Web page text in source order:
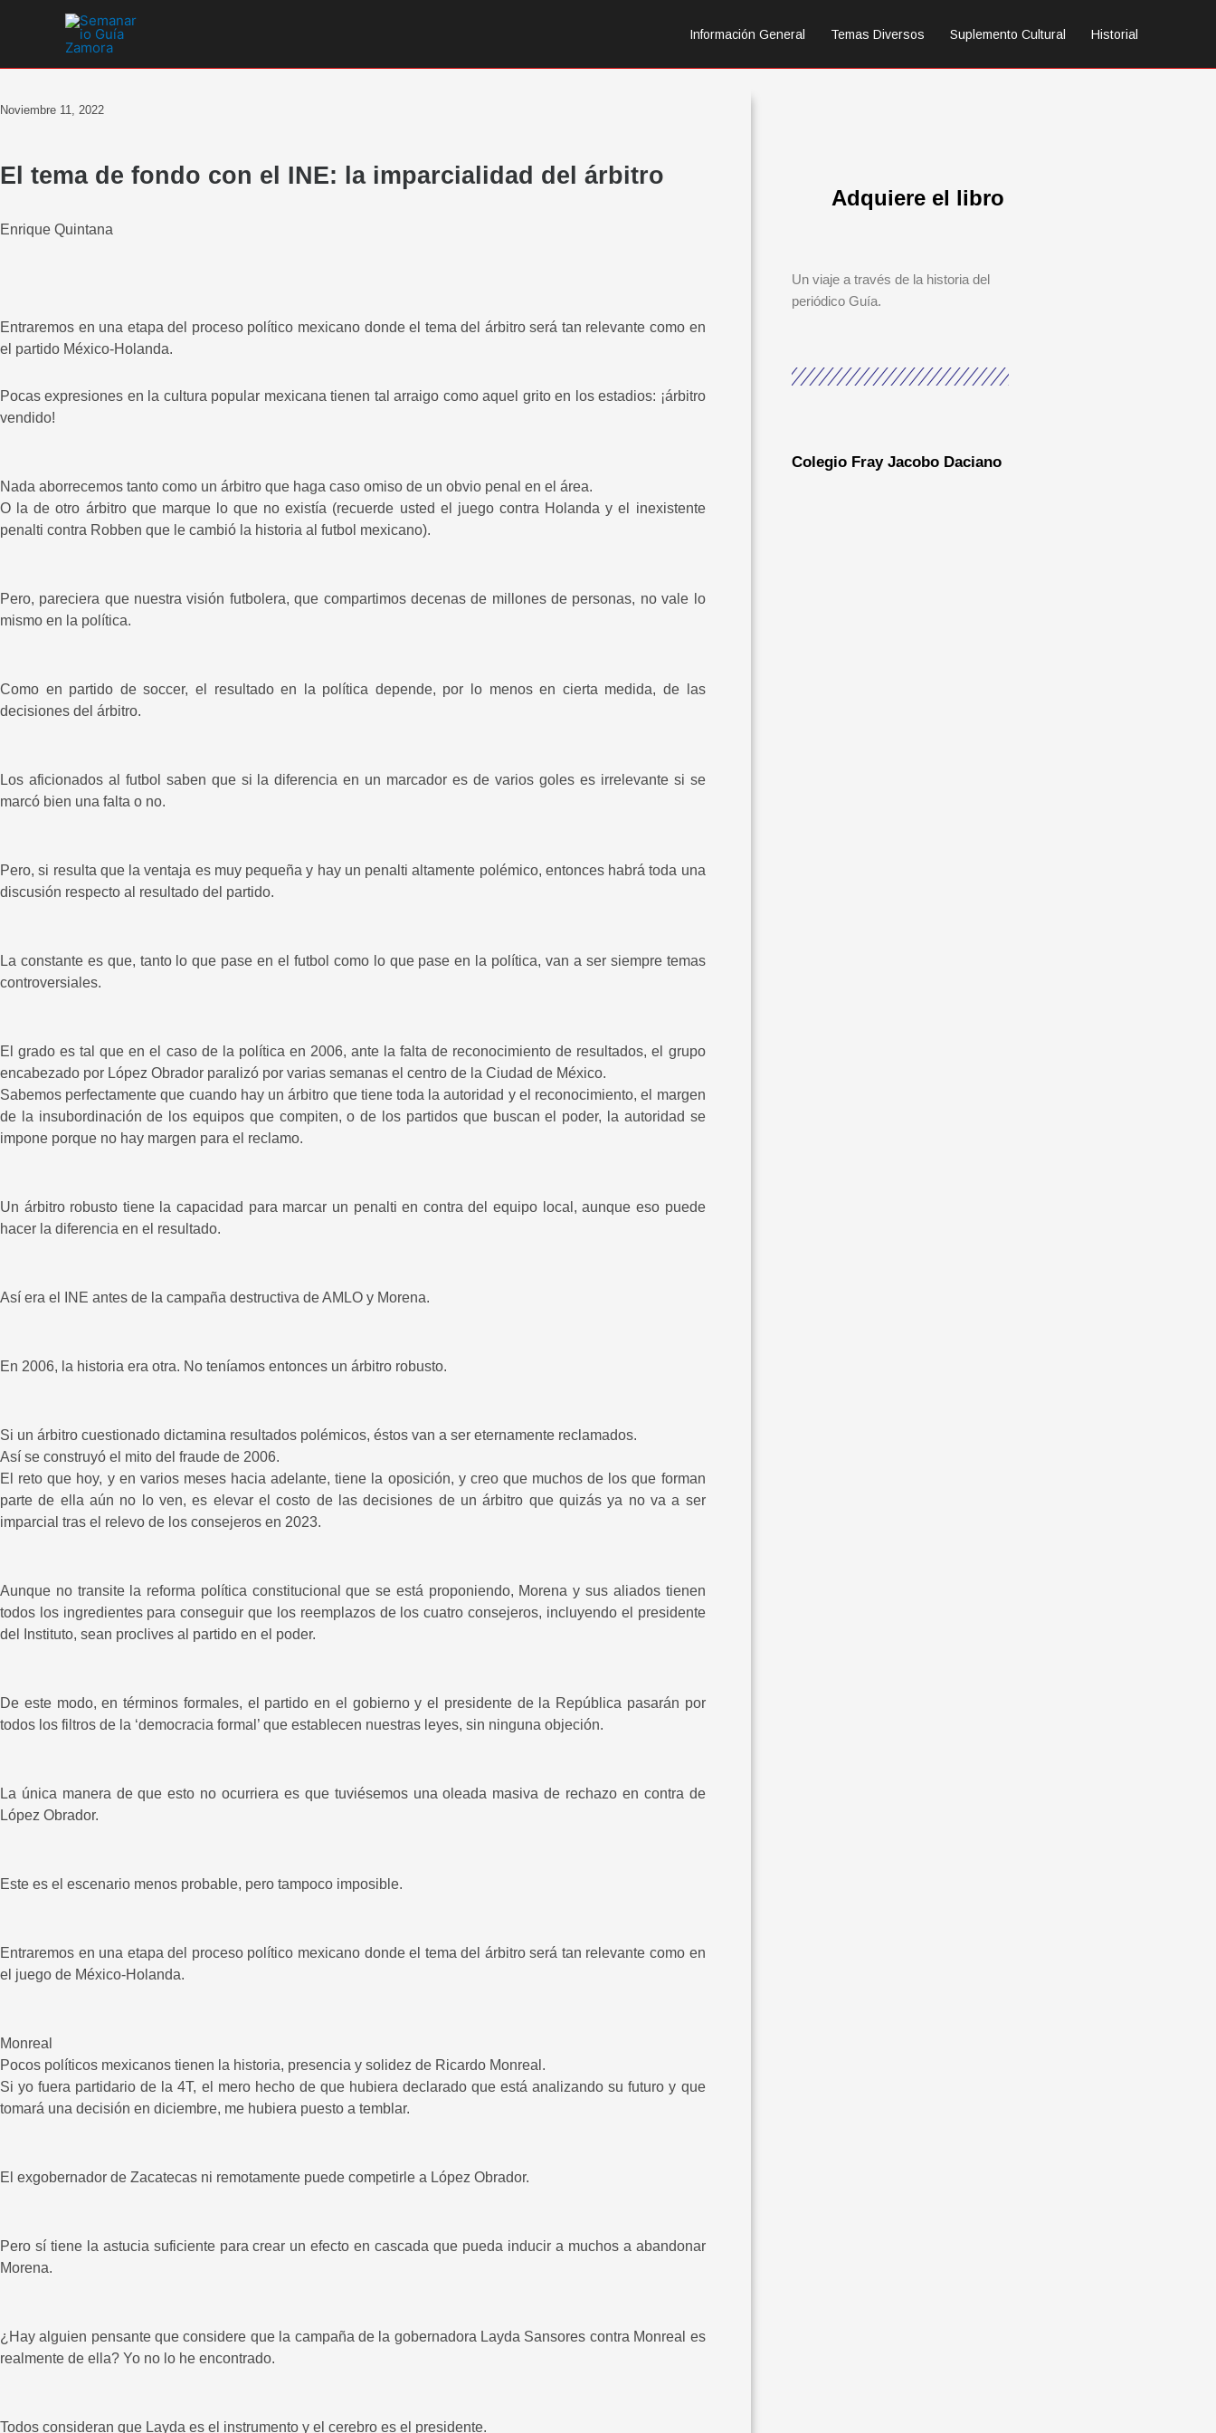
Información General Temas Diversos Suplemento Cultural Historial
Noviembre 11, 2022
El tema de fondo con el INE: la imparcialidad del árbitro
Enrique Quintana
Entraremos en una etapa del proceso político mexicano donde el tema del árbitro será tan relevante como en
el partido México-Holanda.
Pocas expresiones en la cultura popular mexicana tienen tal arraigo como aquel grito en los estadios: ¡árbitro
vendido!
Nada aborrecemos tanto como un árbitro que haga caso omiso de un obvio penal en el área.
O la de otro árbitro que marque lo que no existía (recuerde usted el juego contra Holanda y el inexistente
penalti contra Robben que le cambió la historia al futbol mexicano).
Pero, pareciera que nuestra visión futbolera, que compartimos decenas de millones de personas, no vale lo
mismo en la política.
Como en partido de soccer, el resultado en la política depende, por lo menos en cierta medida, de las
decisiones del árbitro.
Los aficionados al futbol saben que si la diferencia en un marcador es de varios goles es irrelevante si se
marcó bien una falta o no.
Pero, si resulta que la ventaja es muy pequeña y hay un penalti altamente polémico, entonces habrá toda una
discusión respecto al resultado del partido.
La constante es que, tanto lo que pase en el futbol como lo que pase en la política, van a ser siempre temas
controversiales.
El grado es tal que en el caso de la política en 2006, ante la falta de reconocimiento de resultados, el grupo
encabezado por López Obrador paralizó por varias semanas el centro de la Ciudad de México.
Sabemos perfectamente que cuando hay un árbitro que tiene toda la autoridad y el reconocimiento, el margen
de la insubordinación de los equipos que compiten, o de los partidos que buscan el poder, la autoridad se
impone porque no hay margen para el reclamo.
Un árbitro robusto tiene la capacidad para marcar un penalti en contra del equipo local, aunque eso puede
hacer la diferencia en el resultado.
Así era el INE antes de la campaña destructiva de AMLO y Morena.
En 2006, la historia era otra. No teníamos entonces un árbitro robusto.
Si un árbitro cuestionado dictamina resultados polémicos, éstos van a ser eternamente reclamados.
Así se construyó el mito del fraude de 2006.
El reto que hoy, y en varios meses hacia adelante, tiene la oposición, y creo que muchos de los que forman
parte de ella aún no lo ven, es elevar el costo de las decisiones de un árbitro que quizás ya no va a ser
imparcial tras el relevo de los consejeros en 2023.
Aunque no transite la reforma política constitucional que se está proponiendo, Morena y sus aliados tienen
todos los ingredientes para conseguir que los reemplazos de los cuatro consejeros, incluyendo el presidente
del Instituto, sean proclives al partido en el poder.
De este modo, en términos formales, el partido en el gobierno y el presidente de la República pasarán por
todos los filtros de la ‘democracia formal’ que establecen nuestras leyes, sin ninguna objeción.
La única manera de que esto no ocurriera es que tuviésemos una oleada masiva de rechazo en contra de
López Obrador.
Este es el escenario menos probable, pero tampoco imposible.
Entraremos en una etapa del proceso político mexicano donde el tema del árbitro será tan relevante como en
el juego de México-Holanda.
Monreal
Pocos políticos mexicanos tienen la historia, presencia y solidez de Ricardo Monreal.
Si yo fuera partidario de la 4T, el mero hecho de que hubiera declarado que está analizando su futuro y que
tomará una decisión en diciembre, me hubiera puesto a temblar.
El exgobernador de Zacatecas ni remotamente puede competirle a López Obrador.
Pero sí tiene la astucia suficiente para crear un efecto en cascada que pueda inducir a muchos a abandonar
Morena.
¿Hay alguien pensante que considere que la campaña de la gobernadora Layda Sansores contra Monreal es
realmente de ella? Yo no lo he encontrado.
Todos consideran que Layda es el instrumento y el cerebro es el presidente.
Adquiere el libro
Un viaje a través de la historia del
periódico Guía.
Colegio Fray Jacobo Daciano